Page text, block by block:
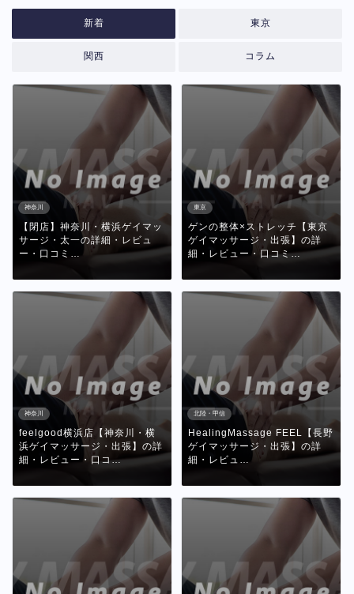
新着 東京
関西 コラム
神奈川
【閉店】神奈川・横浜ゲイマッ
サージ・太一の詳細・レビュ
ー・口コミ…
東京
ゲンの整体×ストレッチ【東京
ゲイマッサージ・出張】の詳
細・レビュー・口コミ…
神奈川
feelgood横浜店【神奈川・横
浜ゲイマッサージ・出張】の詳
細・レビュー・口コ…
北陸・甲信
HealingMassage FEEL【長野
ゲイマッサージ・出張】の詳
細・レビュ…